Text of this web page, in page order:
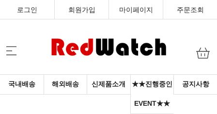
로그인 회원가입 마이페이지 주문조회
국내배송 해외배송 신제품소개 ★★진행중인
EVENT★★
공지사항